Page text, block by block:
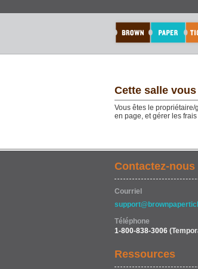
Cette salle
Vous êtes le
en page, et gérer les
Contactez-nous
Courriel
Téléphone
1-800-838-3006
Ressources